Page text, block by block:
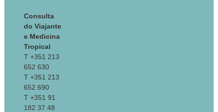
Consulta
do Viajante
e Medicina
Tropical
T +351 213
652 630
T +351 213
652 690
T +351 91
182 37 48